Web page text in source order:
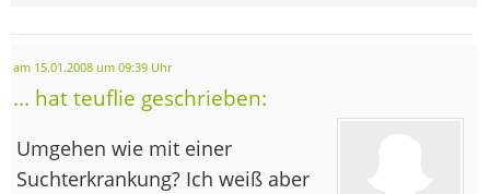
am 15.01.2008 um 09:39 Uhr
... hat teuflie geschrieben:
Umgehen wie mit einer
Suchterkrankung? Ich weiß aber